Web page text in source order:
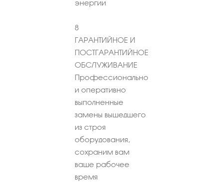
энергии
8
ГАРАНТИЙНОЕ И
ПОСТГАРАНТИЙНОЕ
ОБСЛУЖИВАНИЕ
Профессионально
и оперативно
выполненные
замены вышедшего
из строя
оборудования,
сохраним вам
ваше рабочее
время